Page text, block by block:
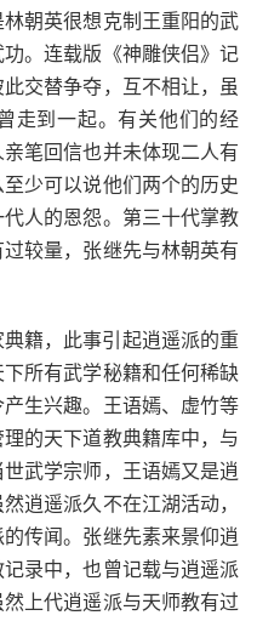
朝英很想克制王重阳的武
。连载版《神雕侠侣》记
交替争夺，互不相让，虽
走到一起。有关他们的经
笔回信也并未体现二人有
少可以说他们两个的历史
人的恩怨。第三十代掌教
较量，张继先与林朝英有
籍，此事引起逍遥派的重
所有武学秘籍和任何稀缺
生兴趣。王语嫣、虚竹等
的天下道教典籍库中，与
武学宗师，王语嫣又是逍
逍遥派久不在江湖活动，
传闻。张继先素来景仰逍
录中，也曾记载与逍遥派
上代逍遥派与天师教有过